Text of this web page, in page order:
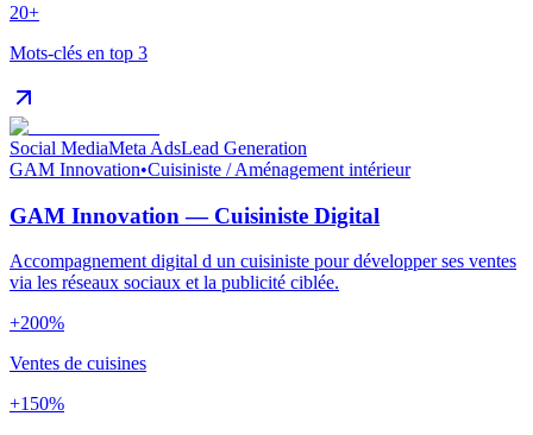
20+
Mots-clés en top 3
Social MediaMeta AdsLead Generation
GAM Innovation•Cuisiniste / Aménagement intérieur
GAM Innovation — Cuisiniste Digital
Accompagnement digital d un cuisiniste pour développer ses ventes
via les réseaux sociaux et la publicité ciblée.
+200%
Ventes de cuisines
+150%